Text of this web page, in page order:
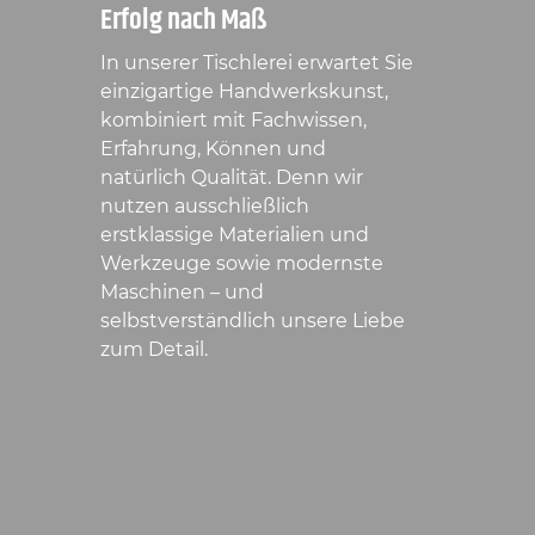
Erfolg nach Maß
In unserer Tischlerei erwartet Sie
einzigartige Handwerkskunst,
kombiniert mit Fachwissen,
Erfahrung, Können und
natürlich Qualität. Denn wir
nutzen ausschließlich
erstklassige Materialien und
Werkzeuge sowie modernste
Maschinen – und
selbstverständlich unsere Liebe
zum Detail.